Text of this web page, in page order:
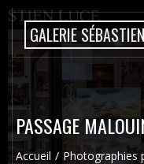
GALERIE
PASSAGE
Accueil Photographies